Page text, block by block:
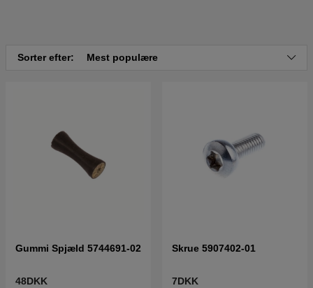
Sorter efter: Mest populære
Gummi Spjæld 5744691-02
48DKK
Skrue 5907402-01
7DKK